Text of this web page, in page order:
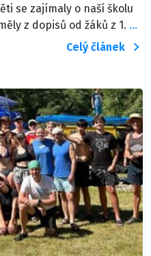
se zajímaly o naší školu
z dopisů od žáků z 1. …
Celý článek